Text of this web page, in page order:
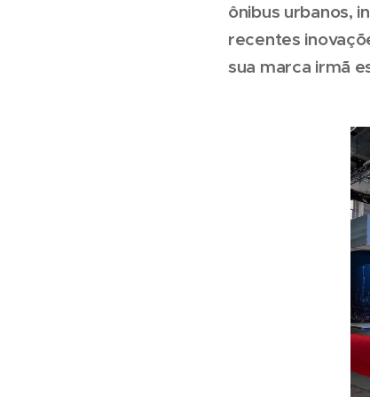
ônibus urbanos,
recentes
sua marca irmã